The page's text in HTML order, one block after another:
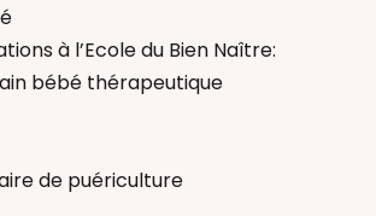
à l’Ecole du Bien Naître:
bébé thérapeutique
de puériculture